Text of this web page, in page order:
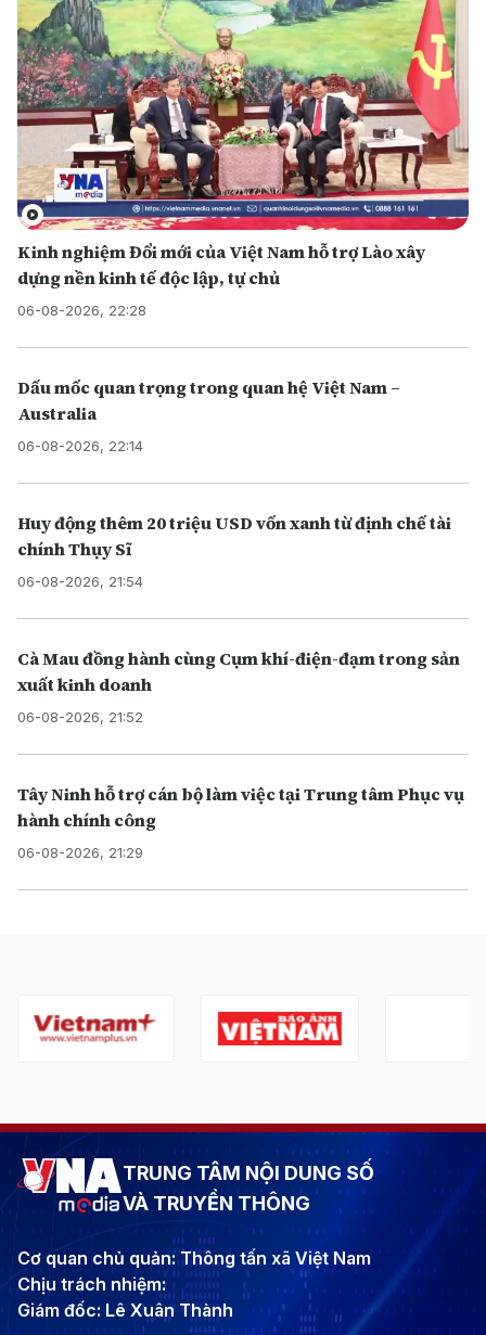
Kinh nghiệm Đổi mới của Việt Nam hỗ trợ Lào xây
dựng nền kinh tế độc lập, tự chủ
06-08-2026, 22:28
Dấu mốc quan trọng trong quan hệ Việt Nam –
Australia
06-08-2026, 22:14
Huy động thêm 20 triệu USD vốn xanh từ định chế tài
chính Thụy Sĩ
06-08-2026, 21:54
Cà Mau đồng hành cùng Cụm khí-điện-đạm trong sản
xuất kinh doanh
06-08-2026, 21:52
Tây Ninh hỗ trợ cán bộ làm việc tại Trung tâm Phục vụ
hành chính công
06-08-2026, 21:29
TRUNG TÂM NỘI DUNG SỐ
VÀ TRUYỀN THÔNG
Cơ quan chủ quản: Thông tấn xã Việt Nam
Chịu trách nhiệm:
Giám đốc: Lê Xuân Thành